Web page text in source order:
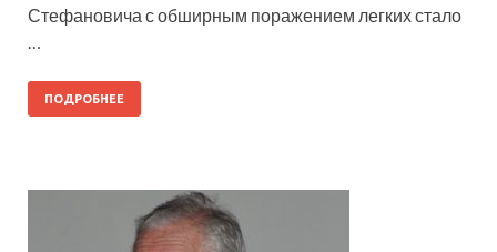
Стефановича с обширным поражением легких стало
…
ПОДРОБНЕЕ